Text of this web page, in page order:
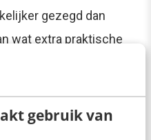
gebruik van
gezegd dan
wat extra praktische
en doelgericht in te
of hybride werken